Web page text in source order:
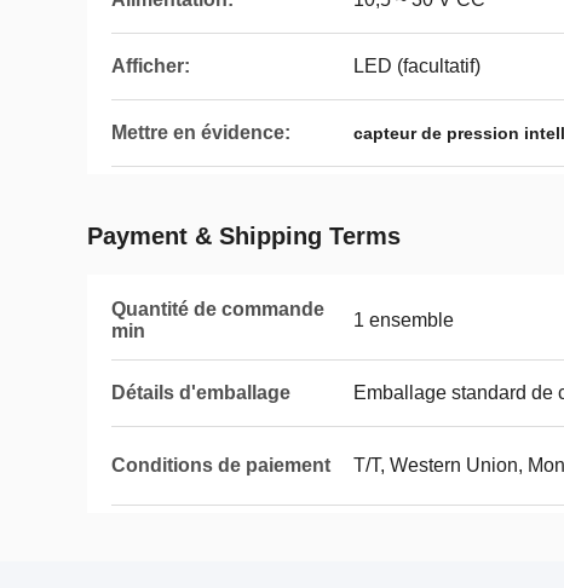
Afficher: LED (facultatif)
Mettre en évidence: capteur de pression
Payment & Shipping Terms
Quantité de commande
min
1 ensemble
Détails d'emballage Emballage standard de
Conditions de paiement T/T, Western Union,